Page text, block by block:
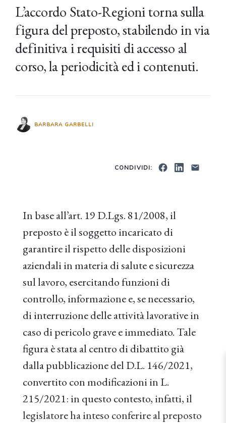
L’accordo Stato-Regioni torna sulla
figura del preposto, stabilendo in via
definitiva i requisiti di accesso al
corso, la periodicità ed i contenuti.
BARBARA GARBELLI
CONDIVIDI:
In base all’art. 19 D.Lgs. 81/2008, il
preposto è il soggetto incaricato di
garantire il rispetto delle disposizioni
aziendali in materia di salute e sicurezza
sul lavoro, esercitando funzioni di
controllo, informazione e, se necessario,
di interruzione delle attività lavorative in
caso di pericolo grave e immediato. Tale
figura è stata al centro di dibattito già
dalla pubblicazione del D.L. 146/2021,
convertito con modificazioni in L.
215/2021: in questo contesto, infatti, il
legislatore ha inteso conferire al preposto